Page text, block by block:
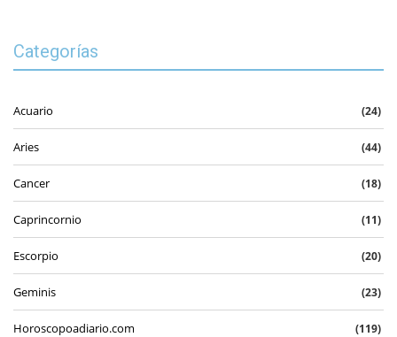
Categorías
Acuario (24)
Aries (44)
Cancer (18)
Caprincornio (11)
Escorpio (20)
Geminis (23)
Horoscopoadiario.com (119)